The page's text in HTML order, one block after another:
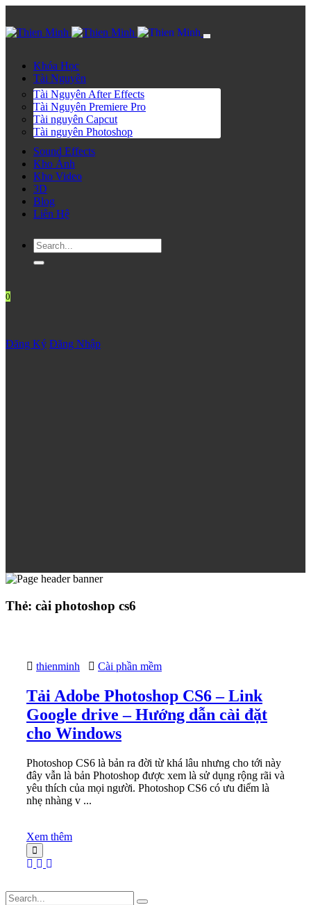
Khóa Học
Tài Nguyên
Tài Nguyên After Effects
Tài Nguyên Premiere Pro
Tài nguyên Capcut
Tài nguyên Photoshop
Sound Effects
Kho Ảnh
Kho Video
3D
Blog
Liên Hệ
0
Đăng Ký Đăng Nhập
Thẻ: cài photoshop cs6
thienminh Cài phần mềm
Tải Adobe Photoshop CS6 – Link
Google drive – Hướng dẫn cài đặt
cho Windows
Photoshop CS6 là bản ra đời từ khá lâu nhưng cho tới này
đây vẫn là bản Photoshop được xem là sử dụng rộng rãi và
yêu thích của mọi người. Photoshop CS6 có ưu điểm là
nhẹ nhàng v ...
Xem thêm